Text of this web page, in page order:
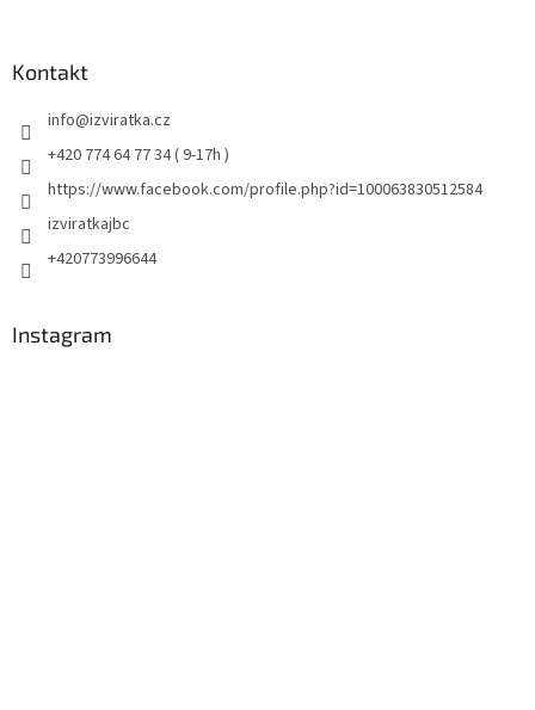
Kontakt
info@izviratka.cz
+420 774 64 77 34 ( 9-17h )
https://www.facebook.com/profile.php?id=100063830512584
izviratkajbc
+420773996644
Instagram